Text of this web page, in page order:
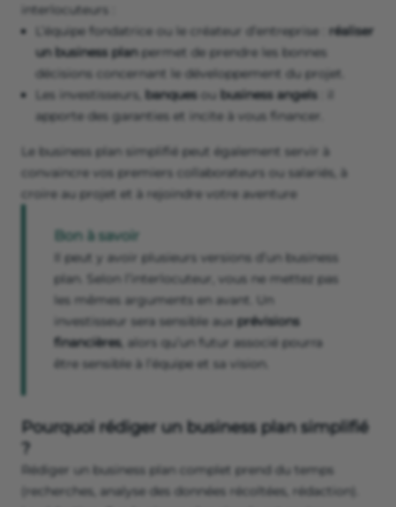
interlocuteurs :
L’équipe fondatrice ou le créateur d’entreprise : réaliser
un business plan permet de prendre les bonnes
décisions concernant le développement du projet.
Les investisseurs, banques ou business angels
apporte des garanties et incite à vous financer.
Le business plan simplifié peut également servir à
convaincre vos premiers collaborateurs ou salariés, à
croire au projet et à rejoindre votre aventure
Bon à savoir
Il peut y avoir plusieurs versions d’un business
plan. Selon l’interlocuteur, vous ne mettez pas
les mêmes arguments en avant. Un
investisseur sera sensible aux prévisions
financières, alors qu’un futur associé pourra
être sensible à l’équipe et sa vision.
Pourquoi rédiger un business plan simplifié
?
Rédiger un business plan complet prend du temps
(recherches, analyse des données récoltées, rédaction).